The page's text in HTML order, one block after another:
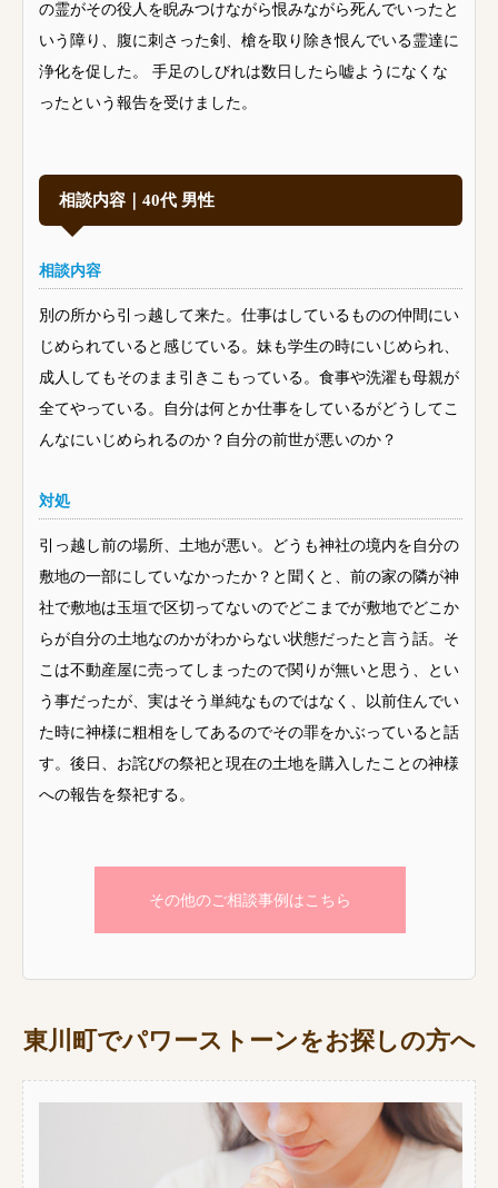
の霊がその役人を睨みつけながら恨みながら死んでいったと
いう障り、腹に刺さった剣、槍を取り除き恨んでいる霊達に
浄化を促した。 手足のしびれは数日したら嘘ようになくな
ったという報告を受けました。
相談内容｜40代 男性
相談内容
別の所から引っ越して来た。仕事はしているものの仲間にい
じめられていると感じている。妹も学生の時にいじめられ、
成人してもそのまま引きこもっている。食事や洗濯も母親が
全てやっている。自分は何とか仕事をしているがどうしてこ
んなにいじめられるのか？自分の前世が悪いのか？
対処
引っ越し前の場所、土地が悪い。どうも神社の境内を自分の
敷地の一部にしていなかったか？と聞くと、前の家の隣が神
社で敷地は玉垣で区切ってないのでどこまでが敷地でどこか
らが自分の土地なのかがわからない状態だったと言う話。そ
こは不動産屋に売ってしまったので関りが無いと思う、とい
う事だったが、実はそう単純なものではなく、以前住んでい
た時に神様に粗相をしてあるのでその罪をかぶっていると話
す。後日、お詫びの祭祀と現在の土地を購入したことの神様
への報告を祭祀する。
その他のご相談事例はこちら
東川町でパワーストーンをお探しの方へ